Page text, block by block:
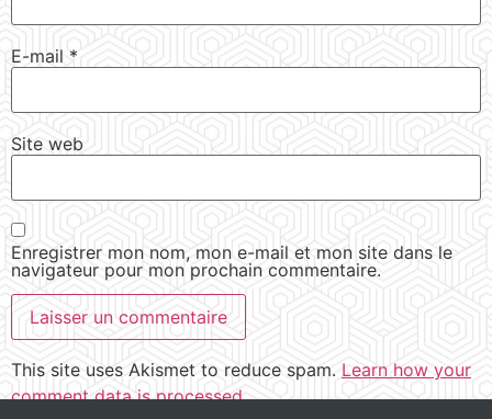
E-mail *
Site web
Enregistrer mon nom, mon e-mail et mon site dans le
navigateur pour mon prochain commentaire.
This site uses Akismet to reduce spam. Learn how your
comment data is processed.